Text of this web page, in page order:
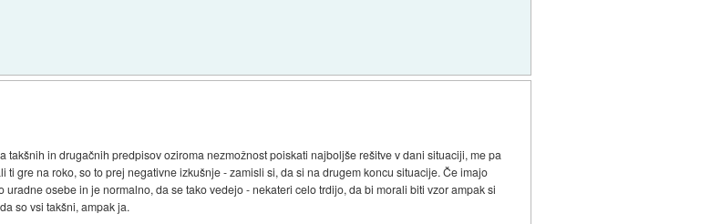
in drugačnih predpisov oziroma nezmožnost poiskati najboljše rešitve v dani situaciji, me pa
gre na roko, so to prej negativne izkušnje - zamisli si, da si na drugem koncu situacije. Če imajo
osebe in je normalno, da se tako vedejo - nekateri celo trdijo, da bi morali biti vzor ampak si
so vsi takšni, ampak ja.